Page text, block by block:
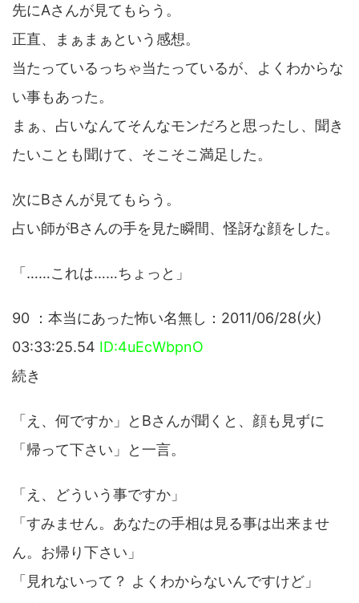
先にAさんが見てもらう。
正直、まぁまぁという感想。
当たっているっちゃ当たっているが、よくわからな
い事もあった。
まぁ、占いなんてそんなモンだろと思ったし、聞き
たいことも聞けて、そこそこ満足した。
次にBさんが見てもらう。
占い師がBさんの手を見た瞬間、怪訝な顔をした。
「……これは……ちょっと」
90 ：本当にあった怖い名無し：2011/06/28(火)
03:33:25.54 ID:4uEcWbpnO
続き
「え、何ですか」とBさんが聞くと、顔も見ずに
「帰って下さい」と一言。
「え、どういう事ですか」
「すみません。あなたの手相は見る事は出来ませ
ん。お帰り下さい」
「見れないって？ よくわからないんですけど」